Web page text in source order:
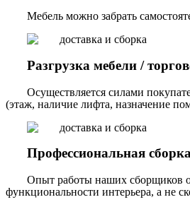
Мебель можно забрать
Разгрузка мебели /
Осуществляется силами
(этаж, наличие лифта, назначение
Профессиональная
Опыт работы наших сборщиков
функциональности интерьера, а не